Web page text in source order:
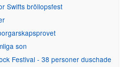
Swifts bröllopsfest
son
Festival - 38 personer duschade